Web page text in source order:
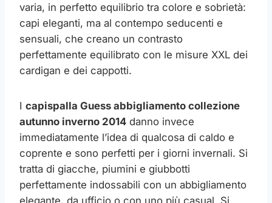
varia, in perfetto equilibrio tra colore e sobrietà:
capi eleganti, ma al contempo seducenti e
sensuali, che creano un contrasto
perfettamente equilibrato con le misure XXL dei
cardigan e dei cappotti.
I capispalla Guess abbigliamento collezione
autunno inverno 2014 danno invece
immediatamente l’idea di qualcosa di caldo e
coprente e sono perfetti per i giorni invernali. Si
tratta di giacche, piumini e giubbotti
perfettamente indossabili con un abbigliamento
elegante, da ufficio o con uno più casual. Si